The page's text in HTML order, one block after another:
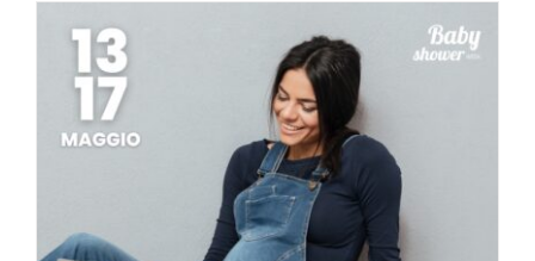
Baby Shower Week spring edition –
Maggio 2024